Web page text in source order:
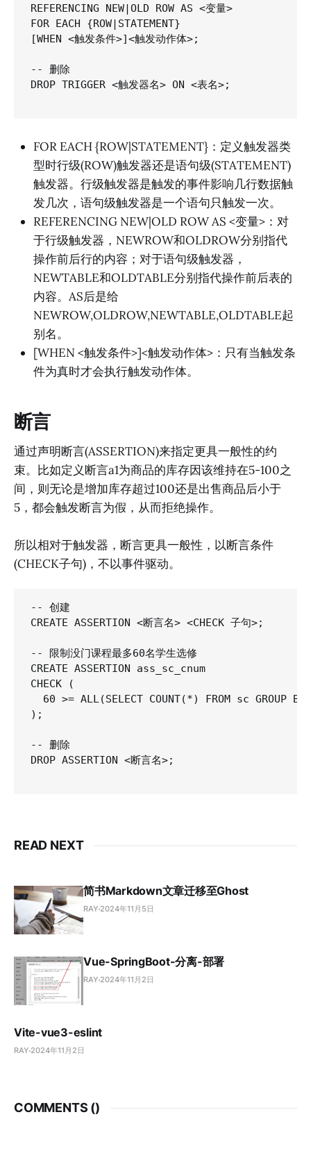
REFERENCING NEW|OLD ROW AS <变量>
FOR EACH {ROW|STATEMENT}
[WHEN <触发条件>]<触发动作体>;
-- 删除
DROP TRIGGER <触发器名> ON <表名>;
FOR EACH {ROW|STATEMENT}：定义触发器类
型时行级(ROW)触发器还是语句级(STATEMENT)
触发器。行级触发器是触发的事件影响几行数据触
发几次，语句级触发器是一个语句只触发一次。
REFERENCING NEW|OLD ROW AS <变量>：对
于行级触发器，NEWROW和OLDROW分别指代
操作前后行的内容；对于语句级触发器，
NEWTABLE和OLDTABLE分别指代操作前后表的
内容。AS后是给
NEWROW,OLDROW,NEWTABLE,OLDTABLE起
别名。
[WHEN <触发条件>]<触发动作体>：只有当触发条
件为真时才会执行触发动作体。
断言
通过声明断言(ASSERTION)来指定更具一般性的约
束。比如定义断言a1为商品的库存因该维持在5-100之
间，则无论是增加库存超过100还是出售商品后小于
5，都会触发断言为假，从而拒绝操作。
所以相对于触发器，断言更具一般性，以断言条件
(CHECK子句)，不以事件驱动。
-- 创建
CREATE ASSERTION <断言名> <CHECK 子句>;
-- 限制没门课程最多60名学生选修
CREATE ASSERTION ass_sc_cnum
CHECK (
60 >= ALL(SELECT COUNT(*) FROM sc GROUP BY
);
-- 删除
DROP ASSERTION <断言名>;
READ NEXT
简书Markdown文章迁移至Ghost
RAY 2024年11月5日
Vue-SpringBoot-分离-部署
RAY 2024年11月2日
Vite-vue3-eslint
RAY 2024年11月2日
COMMENTS ()